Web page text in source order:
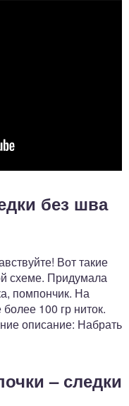
без шва
Вот такие
схеме. Придумала
помпончик. На
100 гр ниток.
описание: Набрать
– следки